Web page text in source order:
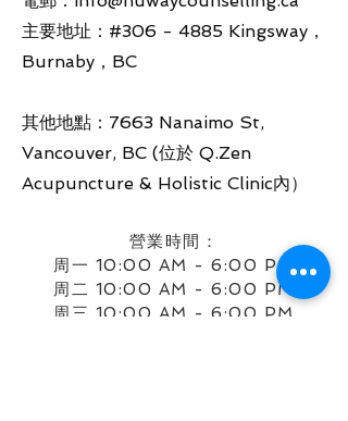
主要地址：#306 - 4885 Kingsway，
Burnaby，BC
其他地點：7663 Nanaimo St,
Vancouver, BC (位於 Q.Zen
Acupuncture & Holistic Clinic內）
營業時間：
周一 10:00 AM - 6:00 PM
周二 10:00 AM - 6:00 PM
周三 10:00 AM - 6:00 PM